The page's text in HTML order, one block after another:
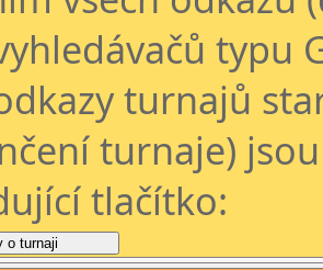
typu
turnajů
turnaje)
tlačítko: